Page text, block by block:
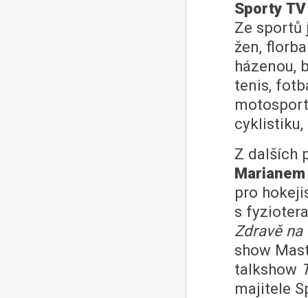
Sporty TV
Ze sportů
žen,
házenou,
tenis,
cyklistiku,
Z dalších
pro
s
Zdravě na
show
talkshow
majitele